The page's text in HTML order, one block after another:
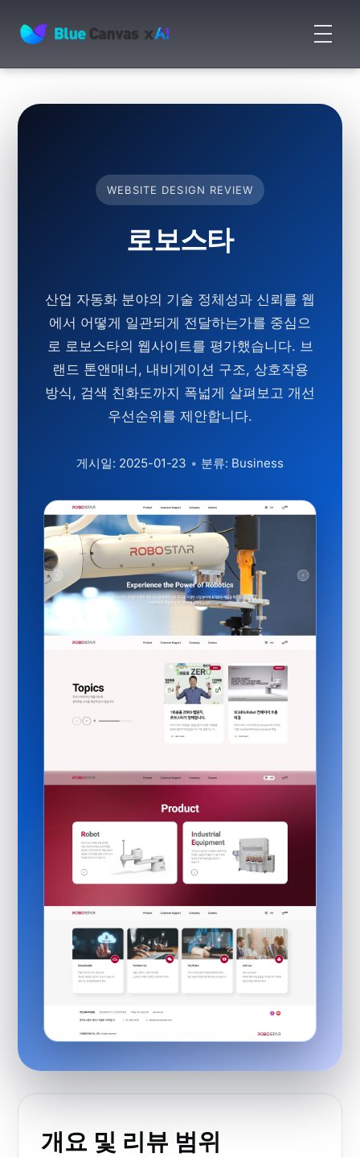
BLUECANVAS
메
뉴
기
WEBSITE DESIGN REVIEW
로보스타
산업 자동화 분야의 기술 정체성과 신뢰를 웹
에서 어떻게 일관되게 전달하는가를 중심으
로 로보스타의 웹사이트를 평가했습니다. 브
랜드 톤앤매너, 내비게이션 구조, 상호작용
방식, 검색 친화도까지 폭넓게 살펴보고 개선
우선순위를 제안합니다.
게시일: 2025-01-23 • 분류: Business
개요 및 리뷰 범위